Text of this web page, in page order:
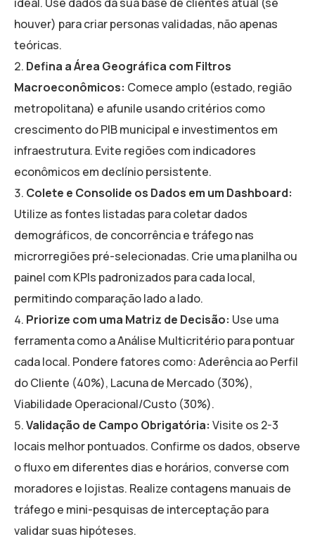
houver) para criar personas validadas, não apenas
teóricas.
Defina a Área Geográfica com Filtros
Macroeconômicos: Comece amplo (estado, região
metropolitana) e afunile usando critérios como
crescimento do PIB municipal e investimentos em
infraestrutura. Evite regiões com indicadores
econômicos em declínio persistente.
Colete e Consolide os Dados em um Dashboard:
Utilize as fontes listadas para coletar dados
demográficos, de concorrência e tráfego nas
microrregiões pré-selecionadas. Crie uma planilha ou
painel com KPIs padronizados para cada local,
permitindo comparação lado a lado.
Priorize com uma Matriz de Decisão: Use uma
ferramenta como a Análise Multicritério para pontuar
cada local. Pondere fatores como: Aderência ao Perfil
do Cliente (40%), Lacuna de Mercado (30%),
Viabilidade Operacional/Custo (30%).
Validação de Campo Obrigatória: Visite os 2-3
locais melhor pontuados. Confirme os dados, observe
o fluxo em diferentes dias e horários, converse com
moradores e lojistas. Realize contagens manuais de
tráfego e mini-pesquisas de interceptação para
validar suas hipóteses.